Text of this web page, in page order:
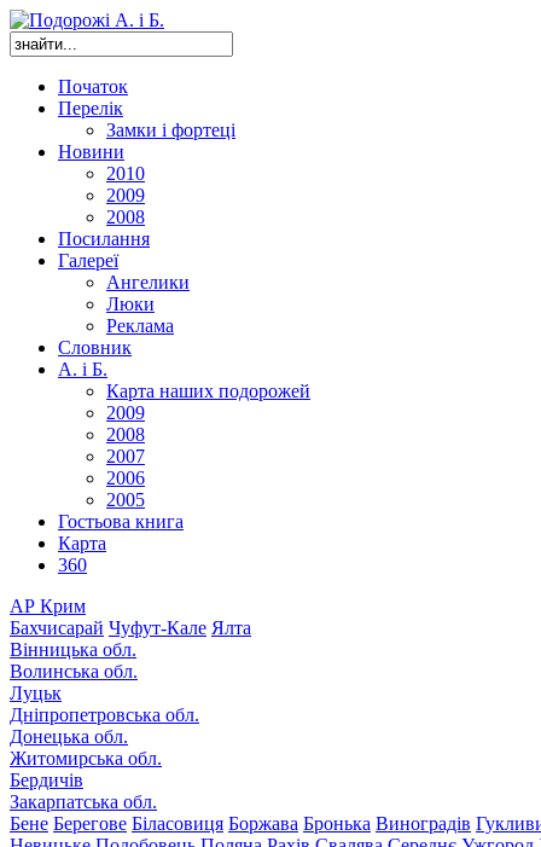
Початок
Перелік
Замки і фортеці
Новини
2010
2009
2008
Посилання
Галереї
Ангелики
Люки
Реклама
Словник
А. і Б.
Карта наших подорожей
2009
2008
2007
2006
2005
Гостьова книга
Карта
360
АР Крим
Бахчисарай Чуфут-Кале Ялта
Вінницька обл.
Волинська обл.
Луцьк
Дніпропетровська обл.
Донецька обл.
Житомирська обл.
Бердичів
Закарпатська обл.
Бене Берегове Біласовиця Боржава Бронька Виноградів